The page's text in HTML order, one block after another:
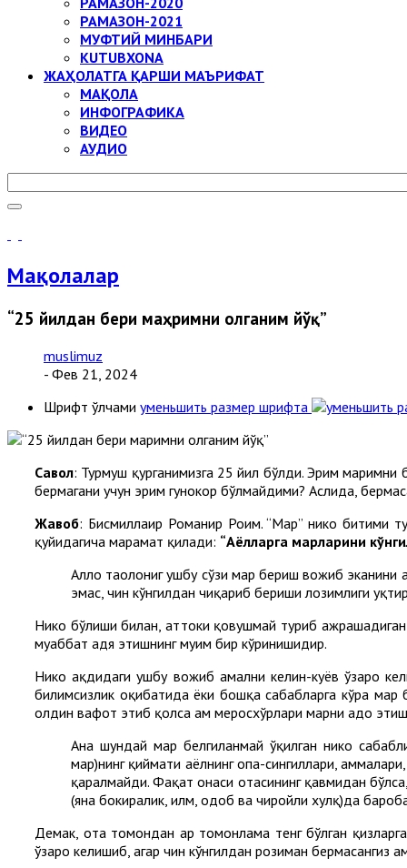
РАМАЗОН-2021
МУФТИЙ МИНБАРИ
KUTUBXONA
ЖАҲОЛАТГА ҚАРШИ МАЪРИФАТ
МАҚОЛА
ИНФОГРАФИКА
ВИДЕО
АУДИО
Мақолалар
“25 йилдан бери маҳримни олганим йўқ”
muslimuz
- Фев 21, 2024
Шрифт ўлчами уменьшить размер шрифта
Cавол: Турмуш қурганимизга 25 йил бўлди. Эрим маҳримни
бермагани учун эрим гуноҳкор бўлмайдими? Аслида,
Жавоб: Бисмиллаҳир Роҳманир Роҳим. “Маҳр” никоҳ
қуйидагича марҳамат қилади: “Аёлларга маҳрларини
Аллоҳ таолониг ушбу сўзи маҳр бериш вожиб
эмас, чин кўнгилдан чиқариб бериши лозимлиги
Никоҳ бўлиши билан, ҳаттоки қовушмай туриб
муҳаббат ҳадя этишнинг муҳим бир кўринишидир.
Никоҳ ақдидаги ушбу вожиб амални келин-куёв ўзаро
билимсизлик оқибатида ёки бошқа сабабларга кўра маҳр
олдин вафот этиб қолса ҳам меросхўрлари маҳрни адо
Ана шундай маҳр белгиланмай ўқилган никоҳ
маҳр)нинг қиймати аёлнинг опа-сингиллари,
қаралмайди. Фақат онаси отасининг қавмидан
(яна бокиралик, илм, одоб ва чиройли хулқ)да
Демак, ота томондан ҳар томонлама тенг бўлган
ўзаро келишиб, агар чин кўнгилдан розиман бермасангиз